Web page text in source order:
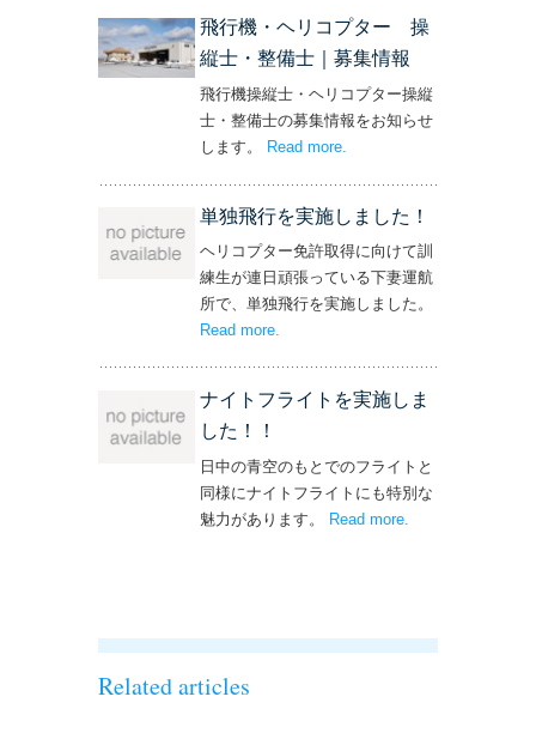
飛行機・ヘリコプター 操
縦士・整備士｜募集情報
飛行機操縦士・ヘリコプター操縦
士・整備士の募集情報をお知らせ
します。
Read more
単独飛行を実施しました！
ヘリコプター免許取得に向けて訓
練生が連日頑張っている下妻運航
所で、単独飛行を実施しました。
Read more– ‘単独飛行を実施しました！’
.
ナイトフライトを実施しま
した！！
日中の青空のもとでのフライトと
同様にナイトフライトにも特別な
魅力があります。
Read more
Related articles